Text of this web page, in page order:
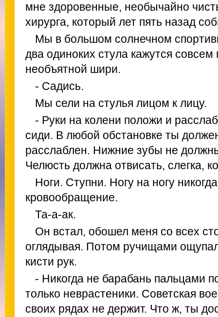
мне здоровенные, необычайно
хирурга, который лет пять назад
Мы в большом солнечном
два одиноких стула кажутся
необъятной шири.
- Садись.
Мы сели на стулья лицом к лицу.
- Руки на колени положи и
сиди. В любой обстановке ты
расслаблен. Нижние зубы не
Челюсть должна отвисать, слегка,
Ноги. Ступни. Ногу на ногу
кровообращение.
Та-а-ак.
Он встал, обошел меня со всех
оглядывая. Потом ручищами
кисти рук.
- Никогда не барабань пальцами
только неврастеники. Советская
своих рядах не держит. Что ж, ты